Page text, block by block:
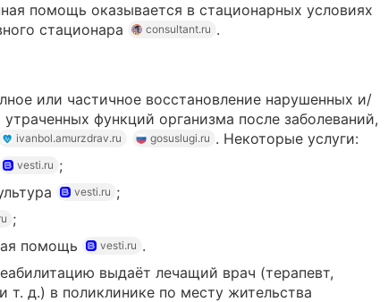
помощь оказывается в стационарных условиях
стационара
consultant.ru .
или частичное восстановление нарушенных и/
функций организма после заболеваний,
ivanbol.amurzdrav.ru gosuslugi.ru . Некоторые услуги:
vesti.ru ;
vesti.ru ;
;
помощь
vesti.ru .
выдаёт лечащий врач (терапевт,
т. д.) в поликлинике по месту жительства